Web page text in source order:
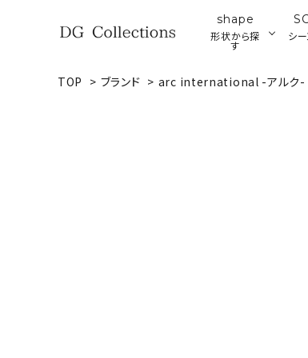
shape
形状から探
す
シ
TOP > ブランド > arc international -アルク-